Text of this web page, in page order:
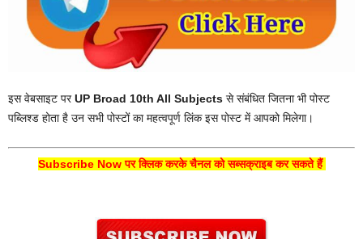
इस वेबसाइट परUP Broad 10th All Subjects से संबंधित जितना भी पोस्ट
पब्लिश्ड होता है उन सभी पोस्टों का महत्वपूर्ण लिंक इस पोस्ट में आपको मिलेगा।
Subscribe Now पर क्लिक करके चैनल को सब्सक्राइब कर सकते हैं